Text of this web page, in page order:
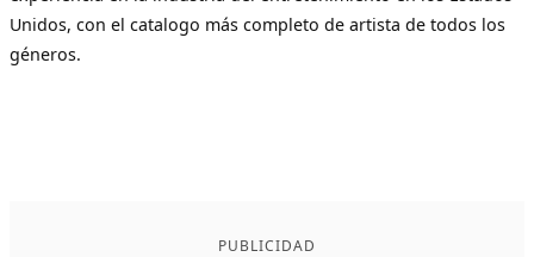
Unidos, con el catalogo más completo de artista de todos los
géneros.
PUBLICIDAD